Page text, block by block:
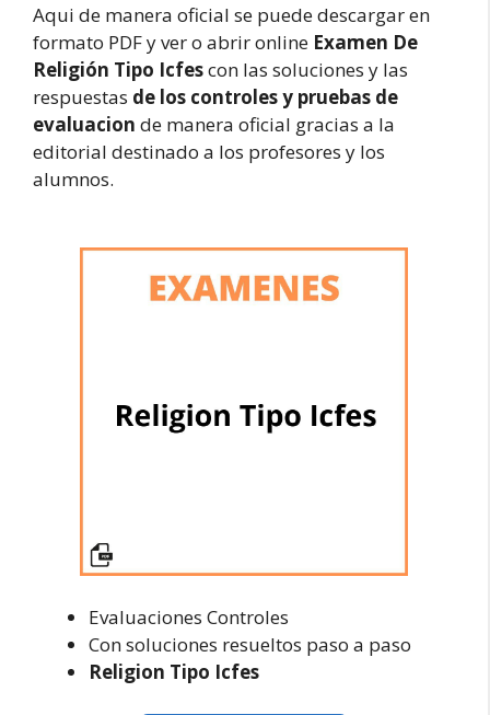
Aqui de manera oficial se puede descargar en
formato PDF y ver o abrir online Examen De
Religión Tipo Icfescon las soluciones y las
respuestas de los controles y pruebas de
evaluacion de manera oficial gracias a la
editorial destinado a los profesores y los
alumnos.
Evaluaciones Controles
Con soluciones resueltos paso a paso
Religion Tipo Icfes